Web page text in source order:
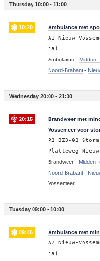
Thursday 10:00 - 11:00
10:20 Ambulance met
A1 Nieuw-
ja)
Ambulance - Midden-
Noord-Brabant-
Wednesday 20:00 - 21:00
20:15
Brandweer met
Vossemeer voor
P2 BZB-02
Platteweg
Brandweer - Midden-
Noord-Brabant-
Vossemeer
Tuesday 09:00 - 10:00
09:46 Ambulance met
A2 Nieuw-
ja)